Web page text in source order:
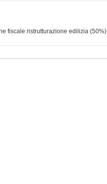
fiscale ristrutturazione edilizia (50%)